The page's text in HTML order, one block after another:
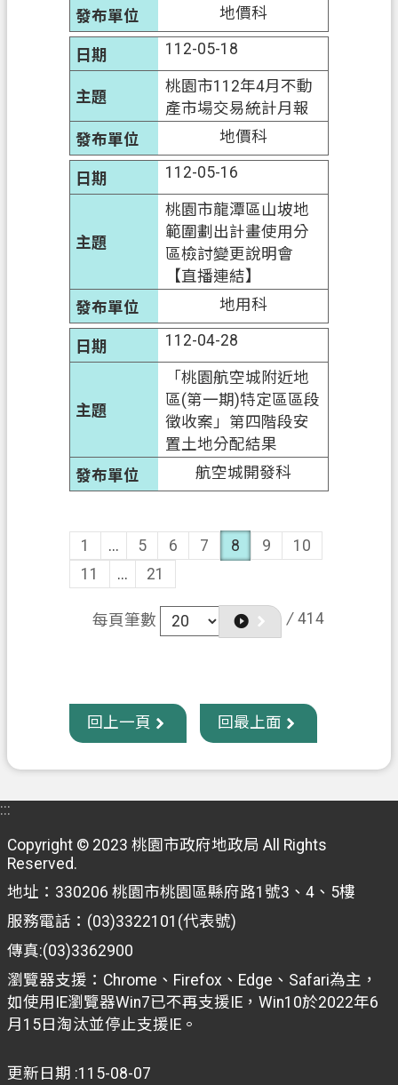
地價科
112-05-18
桃園市112年4月不動
產市場交易統計月報
地價科
112-05-16
桃園市龍潭區山坡地
範圍劃出計畫使用分
區檢討變更說明會
【直播連結】
地用科
112-04-28
「桃園航空城附近地
區(第一期)特定區區段
徵收案」第四階段安
置土地分配結果
航空城開發科
1 ... 5 6 7 8 9
10
11
... 21
每頁筆數 / 414
回上一頁 回最上面
:::
Copyright © 2023 桃園市政府地政局 All Rights
Reserved.
地址：330206 桃園市桃園區縣府路1號3、4、5樓
服務電話：(03)3322101(代表號)
傳真:(03)3362900
瀏覽器支援：Chrome、Firefox、Edge、Safari為主，
如使用IE瀏覽器Win7已不再支援IE，Win10於2022年6
月15日淘汰並停止支援IE。
更新日期 115-08-07